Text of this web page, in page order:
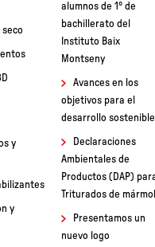
seco
y
y
alumnos de 1º de
bachillerato del
Instituto Baix
Montseny
Avances en los
objetivos para el
desarrollo sostenible
Declaraciones
Ambientales de
Productos (DAP)
Triturados de mármol
Presentamos un
nuevo logo